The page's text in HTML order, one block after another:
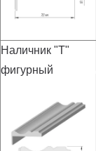
Наличник "Т"
фигурный